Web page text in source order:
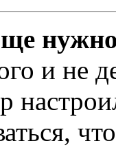
и не